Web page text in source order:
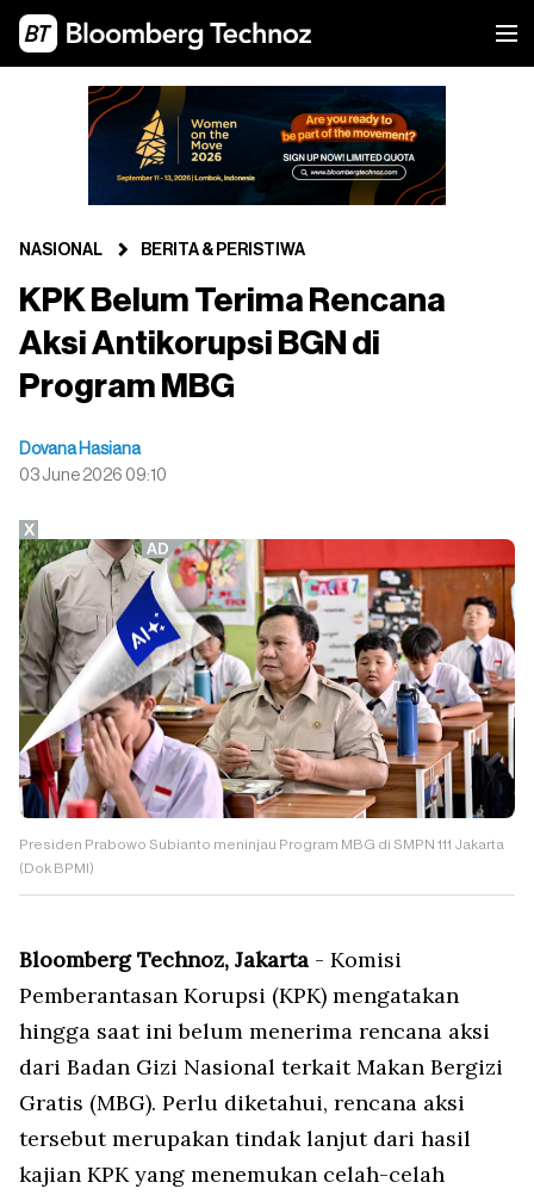
NASIONAL BERITA & PERISTIWA
KPK Belum Terima Rencana
Aksi Antikorupsi BGN di
Program MBG
Dovana Hasiana
03 June 2026 09:10
Presiden Prabowo Subianto meninjau Program MBG di SMPN 111 Jakarta
(Dok BPMI)
Bloomberg Technoz, Jakarta - Komisi
Pemberantasan Korupsi (KPK) mengatakan
hingga saat ini belum menerima rencana aksi
dari Badan Gizi Nasional terkait Makan Bergizi
Gratis (MBG). Perlu diketahui, rencana aksi
tersebut merupakan tindak lanjut dari hasil
kajian KPK yang menemukan celah-celah
X